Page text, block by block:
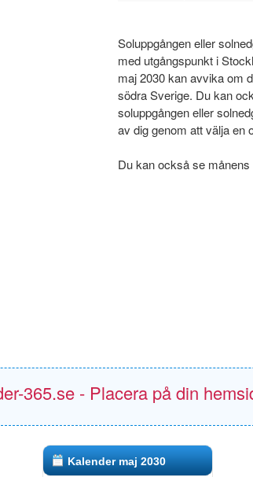
Soluppgången eller
med utgångspunkt i
maj 2030 kan avvika om
södra Sverige. Du kan
soluppgången eller
av dig genom att välja en
Du kan också se månens
365.se - Placera på din
Kalender maj 2030